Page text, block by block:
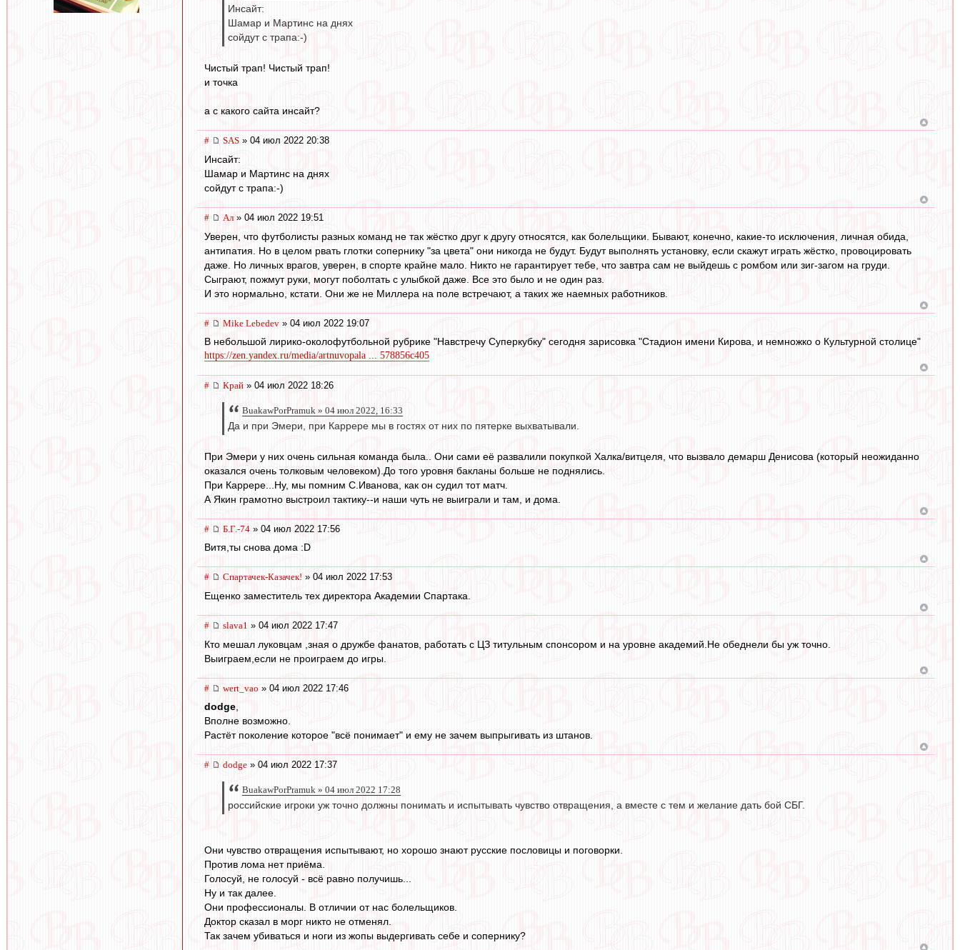
Инсайт:
Шамар и Мартинс на днях
сойдут с трапа:-)
Чистый трап! Чистый трап!
и точка
а с какого сайта инсайт?
# SAS » 04 июл 2022 20:38
Инсайт:
Шамар и Мартинс на днях
сойдут с трапа:-)
# Ал » 04 июл 2022 19:51
Уверен, что футболисты разных команд не так жёстко друг к другу относятся, как болельщики. Бывают, конечно, какие-то исключения, личная обида,
антипатия. Но в целом рвать глотки сопернику "за цвета" они никогда не будут. Будут выполнять установку, если скажут играть жёстко, провоцировать
даже. Но личных врагов, уверен, в спорте крайне мало. Никто не гарантирует тебе, что завтра сам не выйдешь с ромбом или зиг-загом на груди.
Сыграют, пожмут руки, могут поболтать с улыбкой даже. Все это было и не один раз.
И это нормально, кстати. Они же не Миллера на поле встречают, а таких же наемных работников.
# Mike Lebedev » 04 июл 2022 19:07
В небольшой лирико-околофутбольной рубрике "Навстречу Суперкубку" сегодня зарисовка "Стадион имени Кирова, и немножко о Культурной столице"
https://zen.yandex.ru/media/artnuvopala ... 578856c405
# Край » 04 июл 2022 18:26
BuakawPorPramuk » 04 июл 2022, 16:33
Да и при Эмери, при Каррере мы в гостях от них по пятерке выхватывали.
При Эмери у них очень сильная команда была.. Они сами её развалили покупкой Халка/витцеля, что вызвало демарш Денисова (который неожиданно
оказался очень толковым человеком).До того уровня бакланы больше не поднялись.
При Каррере...Ну, мы помним С.Иванова, как он судил тот матч.
А Якин грамотно выстроил тактику--и наши чуть не выиграли и там, и дома.
# Б.Г.-74 » 04 июл 2022 17:56
Витя,ты снова дома :D
# Спартачек-Казачек! » 04 июл 2022 17:53
Ещенко заместитель тех директора Академии Спартака.
# slava1 » 04 июл 2022 17:47
Кто мешал луковцам ,зная о дружбе фанатов, работать с ЦЗ титульным спонсором и на уровне академий.Не обеднели бы уж точно.
Выиграем,если не проиграем до игры.
# wert_vao » 04 июл 2022 17:46
dodge,
Вполне возможно.
Растёт поколение которое "всё понимает" и ему не зачем выпрыгивать из штанов.
# dodge » 04 июл 2022 17:37
BuakawPorPramuk » 04 июл 2022 17:28
российские игроки уж точно должны понимать и испытывать чувство отвращения, а вместе с тем и желание дать бой СБГ.
Они чувство отвращения испытывают, но хорошо знают русские пословицы и поговорки.
Против лома нет приёма.
Голосуй, не голосуй - всё равно получишь...
Ну и так далее.
Они профессионалы. В отличии от нас болельщиков.
Доктор сказал в морг никто не отменял.
Так зачем убиваться и ноги из жопы выдергивать себе и сопернику?